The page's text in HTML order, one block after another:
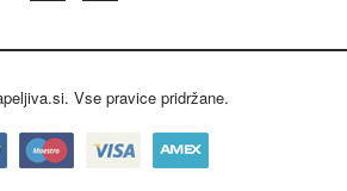
Vse pravice pridržane.